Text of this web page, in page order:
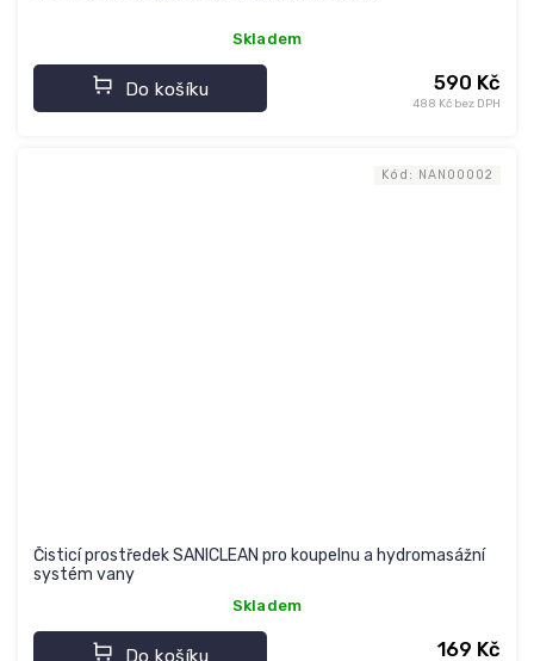
Skladem
488 Kč bez DPH
590 Kč
Do košíku
Čisticí prostředek SANICLEAN pro koupelnu a hydromasážní
systém vany
Skladem
169 Kč
Kód: NAN00002